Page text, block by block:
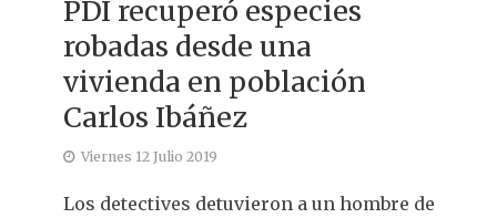
PDI recuperó especies
robadas desde una
vivienda en población
Carlos Ibáñez
Viernes 12 Julio 2019
Los detectives detuvieron a un hombre de